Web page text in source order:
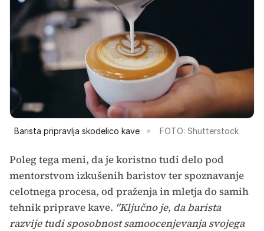
Barista pripravlja skodelico kave FOTO: Shutterstock
Poleg tega meni, da je koristno tudi delo pod
mentorstvom izkušenih baristov ter spoznavanje
celotnega procesa, od praženja in mletja do samih
tehnik priprave kave. "Ključno je, da barista
razvije tudi sposobnost samoocenjevanja svojega